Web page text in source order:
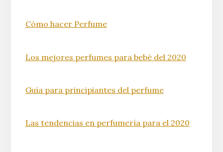
Cómo hacer Perfume
Los mejores perfumes para bebé del 2020
Guía para principiantes del perfume
Las tendencias en perfumería para el 2020